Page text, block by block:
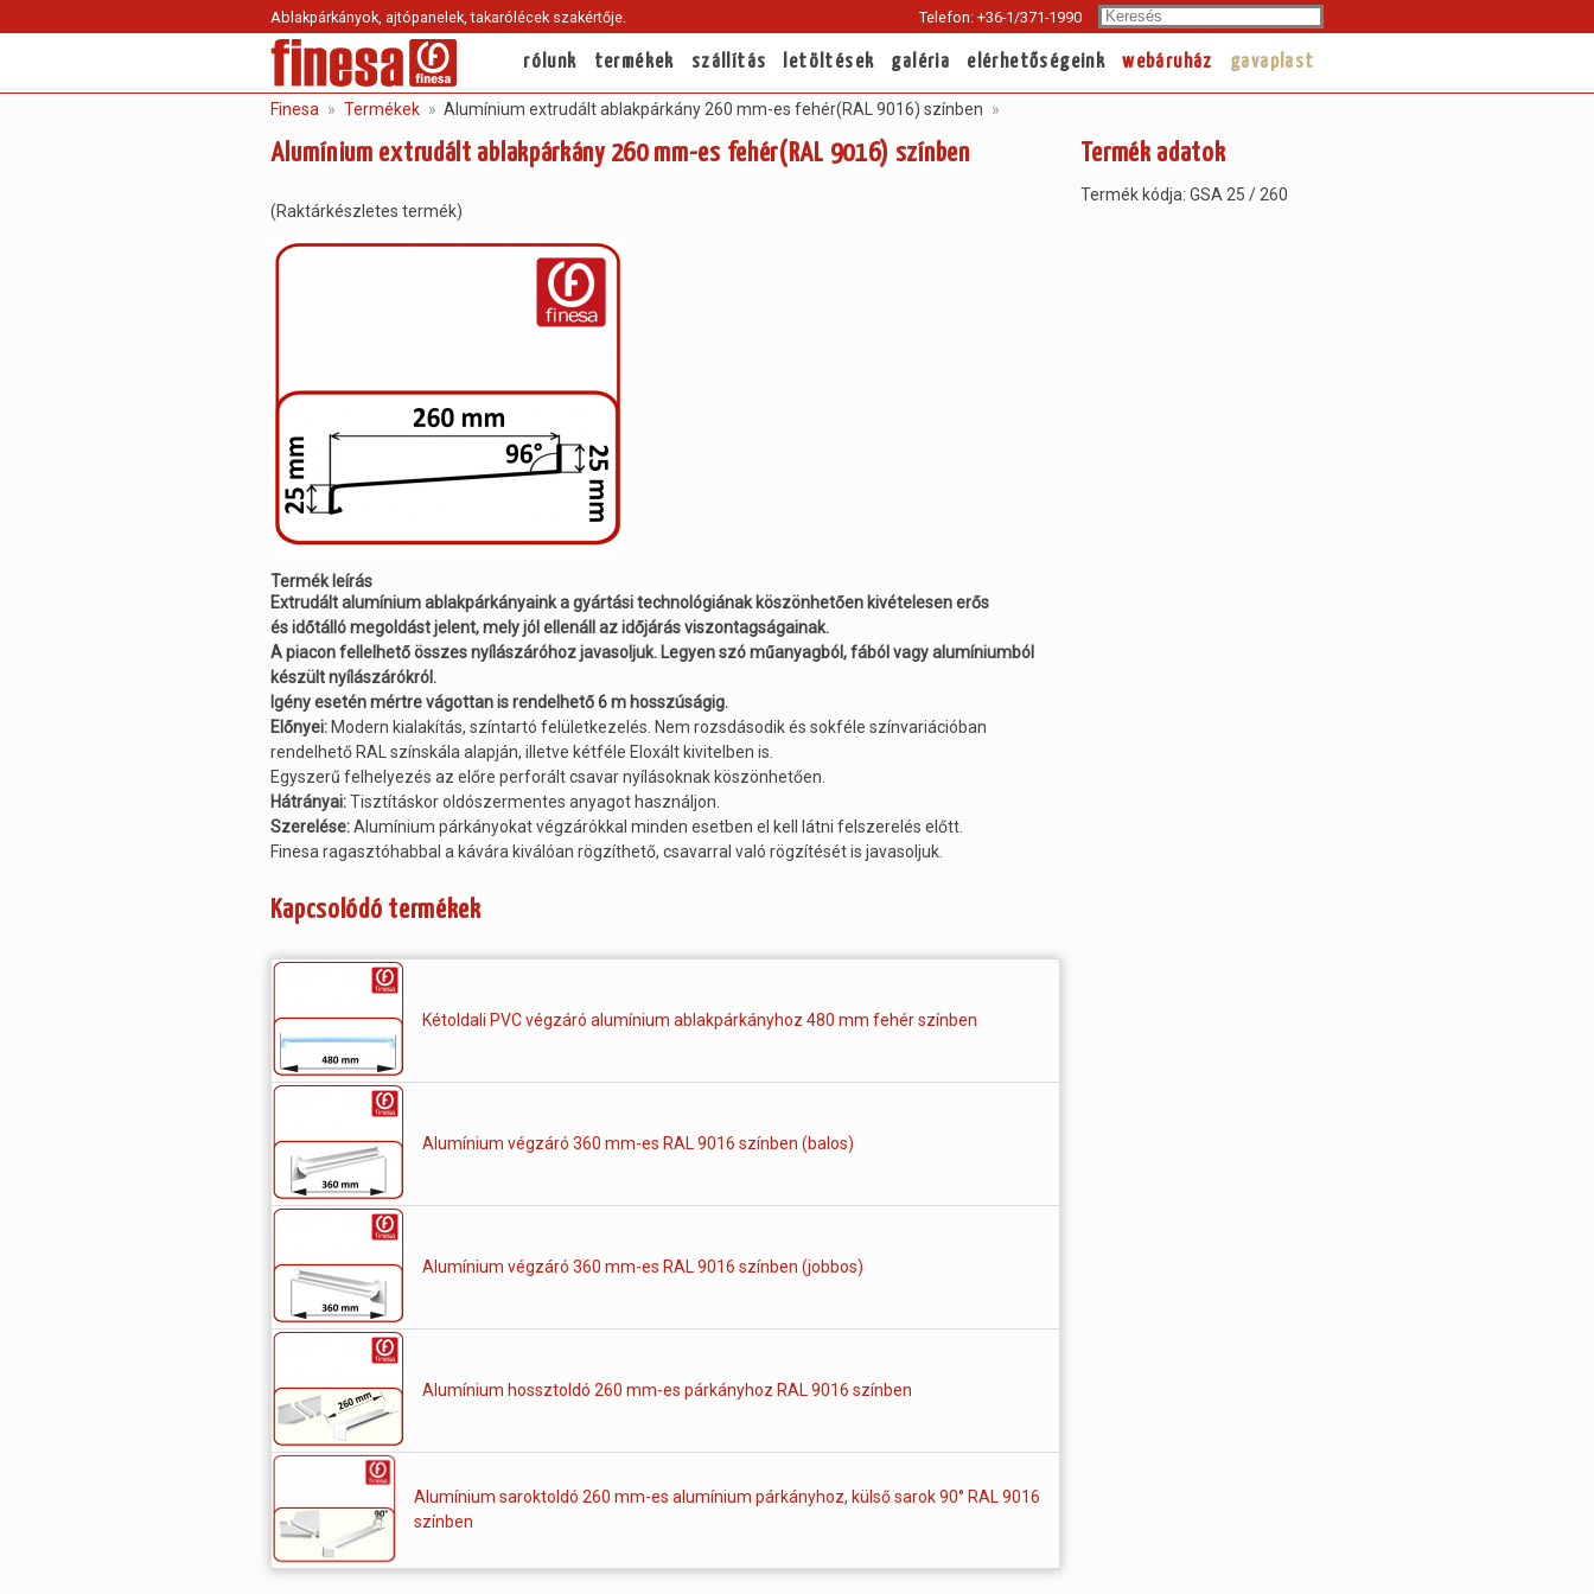
Telefon: +36-1/371-1990
Ablakpárkányok, ajtópanelek, takarólécek szakértője.
rólunk termékek szállítás letöltések galéria elérhetőségeink webáruház gavaplast
Finesa Termékek Alumínium extrudált ablakpárkány 260 mm-es fehér(RAL 9016) színben
Alumínium extrudált ablakpárkány 260 mm-es fehér(RAL 9016) színben
(Raktárkészletes termék)
Termék leírás
Extrudált alumínium ablakpárkányaink a gyártási technológiának köszönhetően kivételesen erős
és időtálló megoldást jelent, mely jól ellenáll az időjárás viszontagságainak.
A piacon fellelhető összes nyílászáróhoz javasoljuk. Legyen szó műanyagból, fából vagy alumíniumból
készült nyílászárókról.
Igény esetén mértre vágottan is rendelhető 6 m hosszúságig.
Előnyei: Modern kialakítás, színtartó felületkezelés. Nem rozsdásodik és sokféle színvariációban
rendelhető RAL színskála alapján, illetve kétféle Eloxált kivitelben is.
Egyszerű felhelyezés az előre perforált csavar nyílásoknak köszönhetően.
Hátrányai:Tisztításkor oldószermentes anyagot használjon.
Szerelése:Alumínium párkányokat végzárókkal minden esetben el kell látni felszerelés előtt.
Finesa ragasztóhabbal a kávára kiválóan rögzíthető, csavarral való rögzítését is javasoljuk.
Kapcsolódó termékek
Kétoldali PVC végzáró alumínium ablakpárkányhoz 480 mm fehér színben
Alumínium végzáró 360 mm-es RAL 9016 színben (balos)
Alumínium végzáró 360 mm-es RAL 9016 színben (jobbos)
Alumínium hossztoldó 260 mm-es párkányhoz RAL 9016 színben
Alumínium saroktoldó 260 mm-es alumínium párkányhoz, külső sarok 90° RAL 9016
színben
Termék adatok
Termék kódja: GSA 25 / 260